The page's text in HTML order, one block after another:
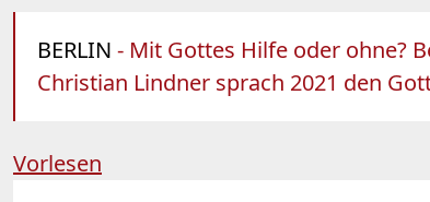
BERLIN - Mit Gottes Hilfe oder ohne?
Christian Lindner sprach 2021 den
Vorlesen